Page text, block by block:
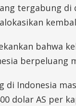
tergabung di
bahwa
berpeluang
di Indonesia
dolar AS per